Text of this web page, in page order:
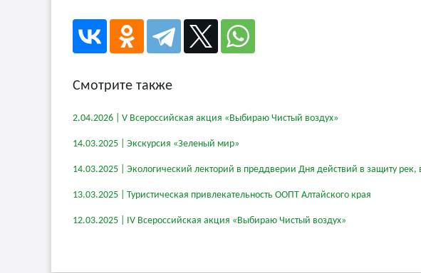
Смотрите также
2.04.2026 | V Всероссийская акция «Выбираю Чистый воздух»
14.03.2025 | Экскурсия «Зеленый мир»
14.03.2025 | Экологический лекторий в преддверии Дня действий в защиту
13.03.2025 | Туристическая привлекательность ООПТ Алтайского края
12.03.2025 | IV Всероссийская акция «Выбираю Чистый воздух»